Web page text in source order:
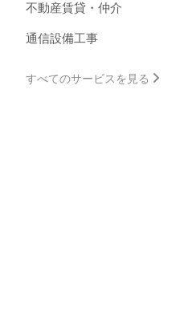
不動産賃貸・仲介
通信設備工事
すべてのサービスを見る